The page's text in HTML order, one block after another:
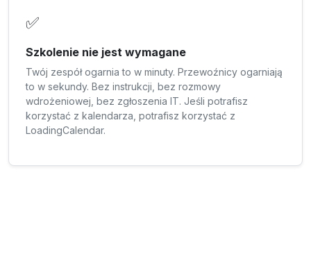
✅
Szkolenie nie jest wymagane
Twój zespół ogarnia to w minuty. Przewoźnicy ogarniają
to w sekundy. Bez instrukcji, bez rozmowy
wdrożeniowej, bez zgłoszenia IT. Jeśli potrafisz
korzystać z kalendarza, potrafisz korzystać z
LoadingCalendar.